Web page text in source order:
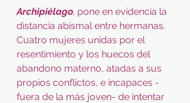
Archipiélago, pone en evidencia la
distancia abismal entre hermanas.
Cuatro mujeres unidas por el
resentimiento y los huecos del
abandono materno, atadas a sus
propios conflictos, e incapaces -
fuera de la más joven- de intentar